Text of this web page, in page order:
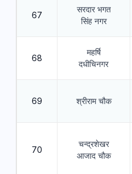
67
सरदार भगत
सिंह नगर
68
महर्षि
दधीचिनगर
69 श्रीराम चौक
70
चन्द्रशेखर
आजाद चौक